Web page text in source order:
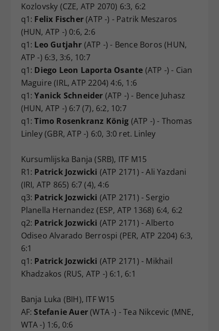
Kozlovsky (CZE, ATP 2070) 6:3, 6:2
q1: Felix Fischer(ATP -) - Patrik Meszaros
(HUN, ATP -) 0:6, 2:6
q1: Leo Gutjahr (ATP -) - Bence Boros (HUN,
ATP -) 6:3, 3:6, 10:7
q1: Diego Leon Laporta Osante (ATP -) - Cian
Maguire (IRL, ATP 2204) 4:6, 1:6
q1:Yanick Schneider (ATP -) - Bence Juhasz
(HUN, ATP -) 6:7 (7), 6:2, 10:7
q1:Timo Rosenkranz König (ATP -) - Thomas
Linley (GBR, ATP -) 6:0, 3:0 ret. Linley
Kursumlijska Banja (SRB), ITF M15
R1: Patrick Jozwicki (ATP 2171) - Ali Yazdani
(IRI, ATP 865) 6:7 (4), 4:6
q3: Patrick Jozwicki (ATP 2171) - Sergio
Planella Hernandez (ESP, ATP 1368) 6:4, 6:2
q2: Patrick Jozwicki (ATP 2171) - Alberto
Odiseo Alvarado Berrospi (PER, ATP 2204) 6:3,
6:1
q1: Patrick Jozwicki (ATP 2171) - Mikhail
Khadzakos (RUS, ATP -) 6:1, 6:1
Banja Luka (BIH), ITF W15
AF:Stefanie Auer(WTA -) - Tea Nikcevic (MNE,
WTA -) 1:6, 0:6